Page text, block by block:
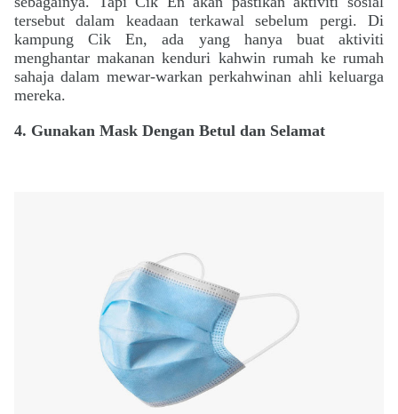
tersebut dalam keadaan terkawal sebelum pergi. Di
kampung Cik En, ada yang hanya buat aktiviti
menghantar makanan kenduri kahwin rumah ke rumah
sahaja dalam mewar-warkan perkahwinan ahli keluarga
mereka.
4. Gunakan Mask Dengan Betul dan Selamat